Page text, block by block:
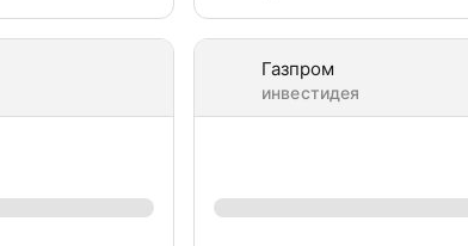
Газпром
инвестидея